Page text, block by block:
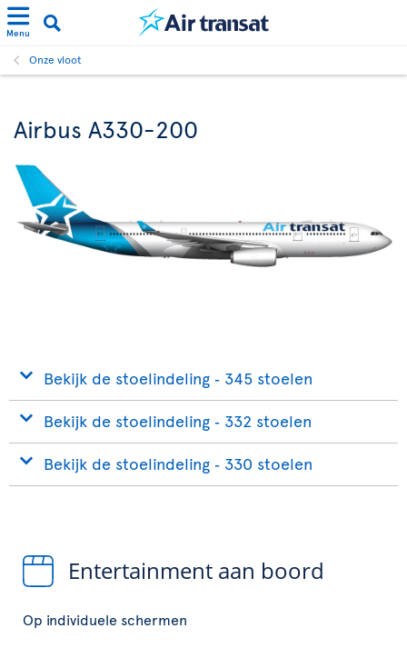
Menu
Onze vloot
Airbus A330-200
Bekijk de stoelindeling ‐ 345 stoelen
Bekijk de stoelindeling ‐ 332 stoelen
Bekijk de stoelindeling ‐ 330 stoelen
Entertainment aan boord
Op individuele schermen